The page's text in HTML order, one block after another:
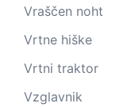
Vraščen noht
Vrtne hiške
Vrtni traktor
Vzglavnik